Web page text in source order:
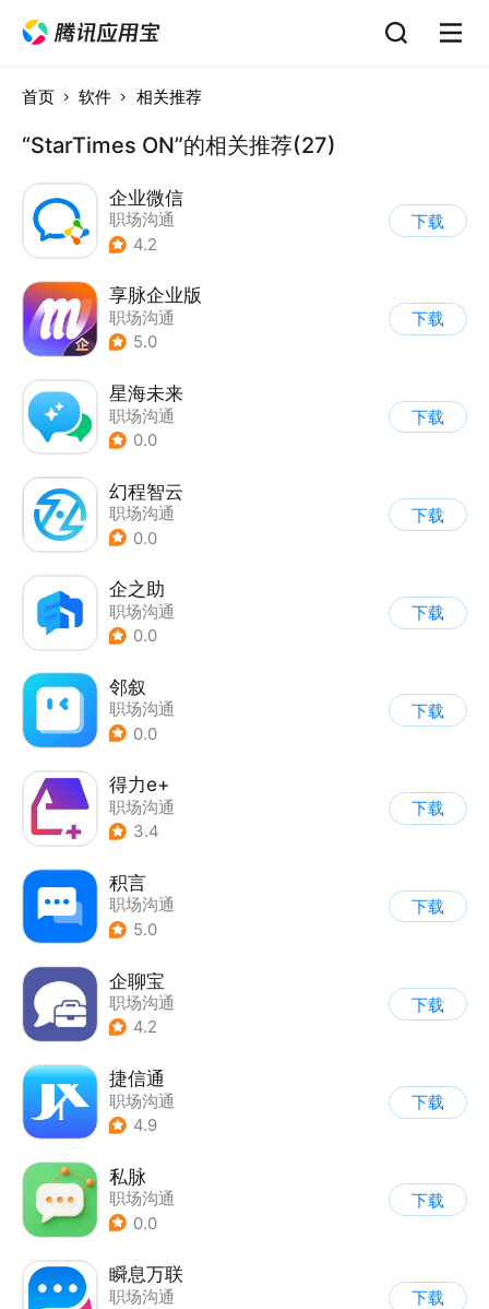
首页 软件 相关推荐
“StarTimes ON”的相关推荐(27)
企业微信
职场沟通
4.2
下载
享脉企业版
职场沟通
5.0
下载
星海未来
职场沟通
0.0
下载
幻程智云
职场沟通
0.0
下载
企之助
职场沟通
0.0
下载
邻叙
职场沟通
0.0
下载
得力e+
职场沟通
3.4
下载
积言
职场沟通
5.0
下载
企聊宝
职场沟通
4.2
下载
捷信通
职场沟通
4.9
下载
私脉
职场沟通
0.0
下载
瞬息万联
职场沟通
下载